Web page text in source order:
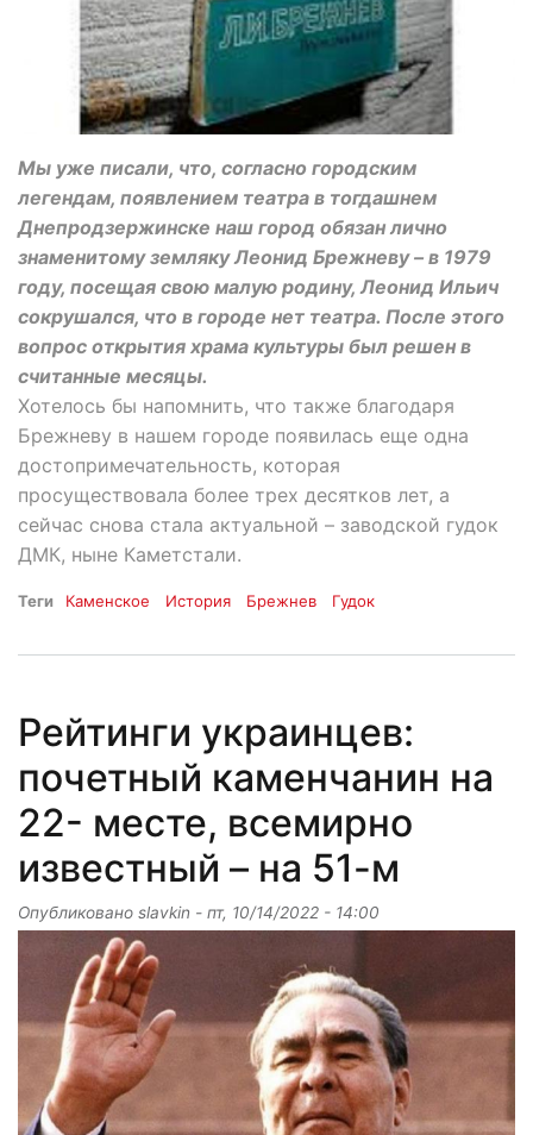
Мы уже писали, что, согласно городским
легендам, появлением театра в тогдашнем
Днепродзержинске наш город обязан лично
знаменитому земляку Леонид Брежневу – в 1979
году, посещая свою малую родину, Леонид Ильич
сокрушался, что в городе нет театра. После этого
вопрос открытия храма культуры был решен в
считанные месяцы.
Хотелось бы напомнить, что также благодаря
Брежневу в нашем городе появилась еще одна
достопримечательность, которая
просуществовала более трех десятков лет, а
сейчас снова стала актуальной – заводской гудок
ДМК, ныне Каметстали.
Теги Каменское История Брежнев Гудок
Рейтинги украинцев:
почетный каменчанин на
22- месте, всемирно
известный – на 51-м
Опубликовано slavkin - пт, 10/14/2022 - 14:00